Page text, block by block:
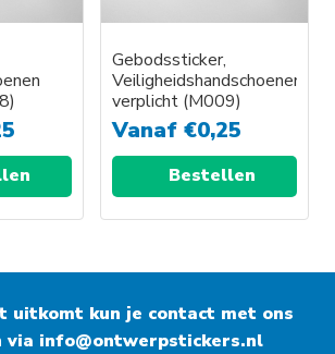
Gebodssticker,
Veiligheidshandschoenen
verplicht (M009)
Vanaf €0,25
Bestellen
uitkomt kun je contact met ons
via info@ontwerpstickers.nl